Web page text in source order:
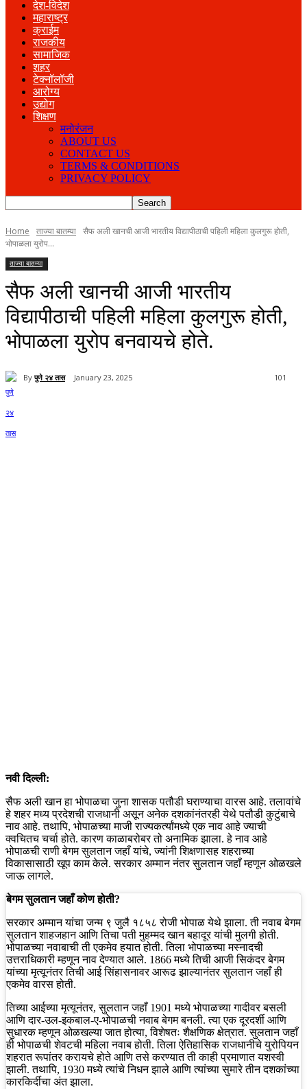
देश-विदेश
महाराष्ट्र
क्राईम
राजकीय
सामाजिक
शहर
टेक्नॉलॉजी
आरोग्य
उद्योग
शिक्षण
मनोरंजन
ABOUT US
CONTACT US
TERMS & CONDITIONS
PRIVACY POLICY
Home ताज्या बातम्या सैफ अली खानची आजी भारतीय विद्यापीठाची पहिली महिला कुलगुरू होती,
भोपाळला युरोप...
ताज्या बातम्या
सैफ अली खानची आजी भारतीय
विद्यापीठाची पहिली महिला कुलगुरू होती,
भोपाळला युरोप बनवायचे होते.
By पुणे २४ तास January 23, 2025 101
नवी दिल्ली:
सैफ अली खान हा भोपाळचा जुना शासक पतौडी घराण्याचा वारस आहे. तलावांचे
हे शहर मध्य प्रदेशची राजधानी असून अनेक दशकांनंतरही येथे पतौडी कुटुंबाचे
नाव आहे. तथापि, भोपाळच्या माजी राज्यकर्त्यांमध्ये एक नाव आहे ज्याची
क्वचितच चर्चा होते. कारण काळाबरोबर तो अनामिक झाला. हे नाव आहे
भोपाळची राणी बेगम सुलतान जहाँ यांचे, ज्यांनी शिक्षणासह शहराच्या
विकासासाठी खूप काम केले. सरकार अम्मान नंतर सुलतान जहाँ म्हणून ओळखले
जाऊ लागले.
बेगम सुलतान जहाँ कोण होती?
सरकार अम्मान यांचा जन्म ९ जुलै १८५८ रोजी भोपाळ येथे झाला. ती नवाब बेगम
सुलतान शाहजहान आणि तिचा पती मुहम्मद खान बहादूर यांची मुलगी होती.
भोपाळच्या नवाबाची ती एकमेव हयात होती. तिला भोपाळच्या मस्नादची
उत्तराधिकारी म्हणून नाव देण्यात आले. 1866 मध्ये तिची आजी सिकंदर बेगम
यांच्या मृत्यूनंतर तिची आई सिंहासनावर आरूढ झाल्यानंतर सुलतान जहाँ ही
एकमेव वारस होती.
तिच्या आईच्या मृत्यूनंतर, सुलतान जहाँ 1901 मध्ये भोपाळच्या गादीवर बसली
आणि दार-उल-इकबाल-ए-भोपाळची नवाब बेगम बनली. त्या एक दूरदर्शी आणि
सुधारक म्हणून ओळखल्या जात होत्या, विशेषतः शैक्षणिक क्षेत्रात. सुलतान जहाँ
ही भोपाळची शेवटची महिला नवाब होती. तिला ऐतिहासिक राजधानीचे युरोपियन
शहरात रूपांतर करायचे होते आणि तसे करण्यात ती काही प्रमाणात यशस्वी
झाली. तथापि, 1930 मध्ये त्यांचे निधन झाले आणि त्यांच्या सुमारे तीन दशकांच्या
कारकिर्दीचा अंत झाला.